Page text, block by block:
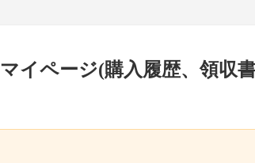
マイページ(購入履歴、領収